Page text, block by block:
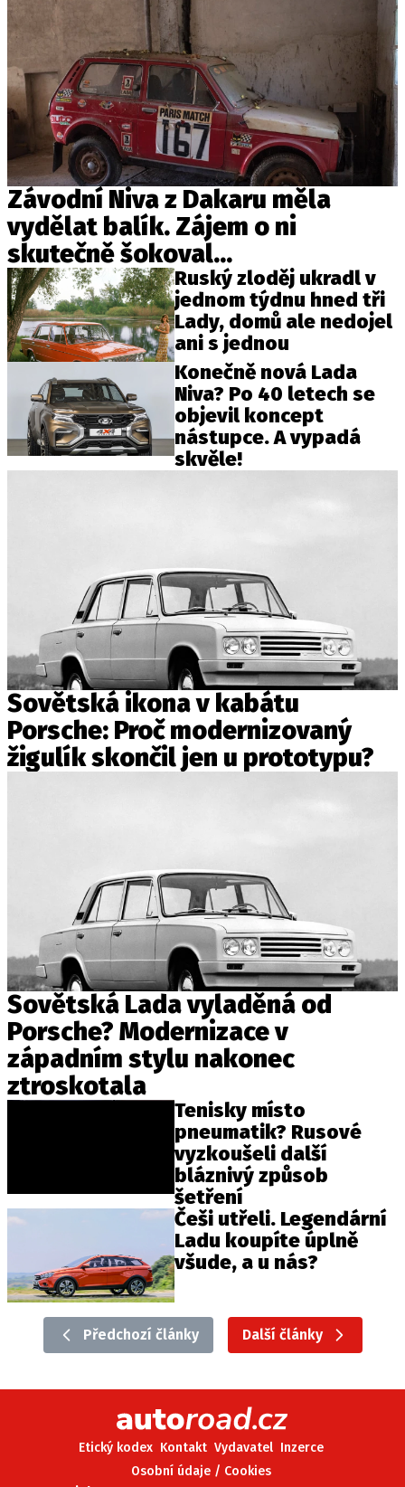
Závodní Niva z Dakaru měla
vydělat balík. Zájem o ni
skutečně šokoval...
Ruský zloděj ukradl v
jednom týdnu hned tři
Lady, domů ale nedojel
ani s jednou
Konečně nová Lada
Niva? Po 40 letech se
objevil koncept
nástupce. A vypadá
skvěle!
Sovětská ikona v kabátu
Porsche: Proč modernizovaný
žigulík skončil jen u prototypu?
Sovětská Lada vyladěná od
Porsche? Modernizace v
západním stylu nakonec
ztroskotala
Tenisky místo
pneumatik? Rusové
vyzkoušeli další
bláznivý způsob
šetření
Češi utřeli. Legendární
Ladu koupíte úplně
všude, a u nás?
Předchozí články Další články
Etický kodex Kontakt Vydavatel Inzerce
Osobní údaje / Cookies